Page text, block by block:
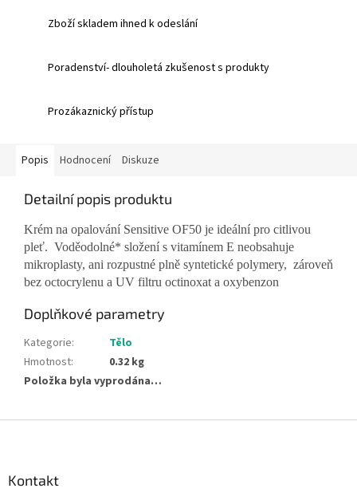
Zboží skladem ihned k odeslání
Poradenství- dlouholetá zkušenost s produkty
Prozákaznický přístup
Popis Hodnocení Diskuze
Detailní popis produktu
Krém na opalování Sensitive OF50 je ideální pro citlivou
pleť. Voděodolné* složení s vitamínem E neobsahuje
mikroplasty, ani rozpustné plně syntetické polymery, zároveň
bez octocrylenu a UV filtru octinoxat a oxybenzon
Doplňkové parametry
Kategorie:
Tělo
Hmotnost:
0.32 kg
Položka byla vyprodána…
Kontakt